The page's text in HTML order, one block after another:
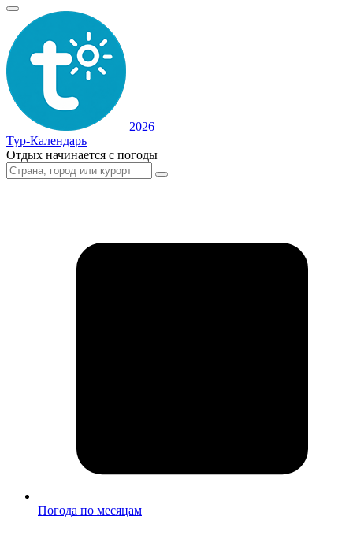
2026
Тур-Календарь
Отдых начинается с погоды
Погода по месяцам